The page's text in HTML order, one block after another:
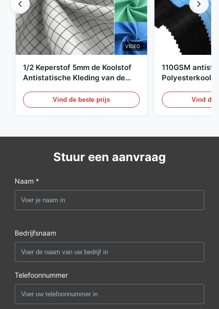
VIDEO
1/2 Keperstof 5mm de Koolstof
Antistatische Kleding van de
Vind de beste prijs
110GSM
Vind de
Stuur een aanvraag
Naam *
Bedrijfsnaam
Telefoonnummer